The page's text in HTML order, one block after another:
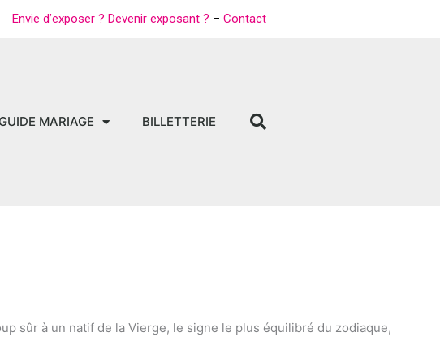
Envie d’exposer ? Devenir exposant ? – Contact
GUIDE MARIAGE BILLETTERIE
sûr à un natif de la Vierge, le signe le plus équilibré du zodiaque,